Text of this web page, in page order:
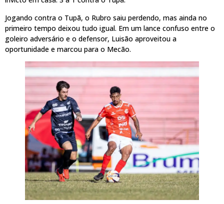
Jogando contra o Tupã, o Rubro saiu perdendo, mas ainda no
primeiro tempo deixou tudo igual. Em um lance confuso entre o
goleiro adversário e o defensor, Luisão aproveitou a
oportunidade e marcou para o Mecão.